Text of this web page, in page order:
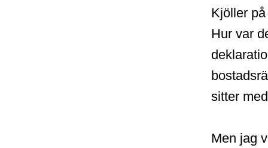
Kjöller
Hur var
sitter
Men jag